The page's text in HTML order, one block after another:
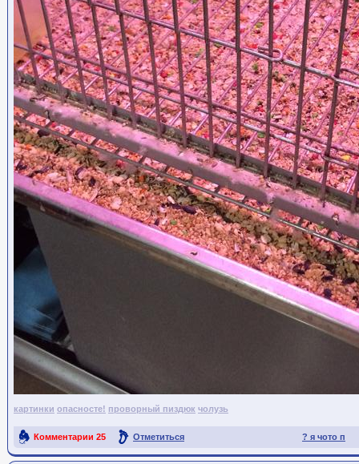
картинки опасносте! проворный пиздюк чолузь
? я чото п
Комментарии 25 Отметиться
Ссылка на пост